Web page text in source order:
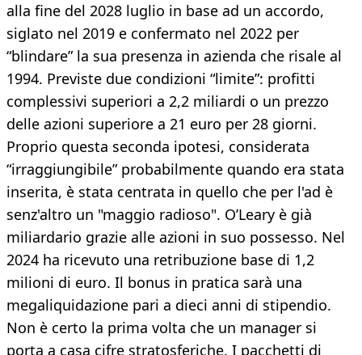
alla fine del 2028 luglio in base ad un accordo,
siglato nel 2019 e confermato nel 2022 per
“blindare” la sua presenza in azienda che risale al
1994. Previste due condizioni “limite”: profitti
complessivi superiori a 2,2 miliardi o un prezzo
delle azioni superiore a 21 euro per 28 giorni.
Proprio questa seconda ipotesi, considerata
“irraggiungibile” probabilmente quando era stata
inserita, è stata centrata in quello che per l'ad è
senz'altro un "maggio radioso". O’Leary è già
miliardario grazie alle azioni in suo possesso. Nel
2024 ha ricevuto una retribuzione base di 1,2
milioni di euro. Il bonus in pratica sarà una
megaliquidazione pari a dieci anni di stipendio.
Non è certo la prima volta che un manager si
porta a casa cifre stratosferiche. I pacchetti di